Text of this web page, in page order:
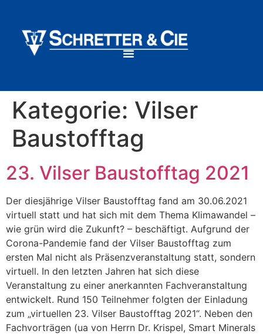
Kategorie: Vilser
Baustofftag
23. Vilser Baustofftag 2021
Der diesjährige Vilser Baustofftag fand am 30.06.2021
virtuell statt und hat sich mit dem Thema Klimawandel –
wie grün wird die Zukunft? – beschäftigt. Aufgrund der
Corona-Pandemie fand der Vilser Baustofftag zum
ersten Mal nicht als Präsenzveranstaltung statt, sondern
virtuell. In den letzten Jahren hat sich diese
Veranstaltung zu einer anerkannten Fachveranstaltung
entwickelt. Rund 150 Teilnehmer folgten der Einladung
zum „virtuellen 23. Vilser Baustofftag 2021“. Neben den
Fachvorträgen (ua von Herrn Dr. Krispel, Smart Minerals